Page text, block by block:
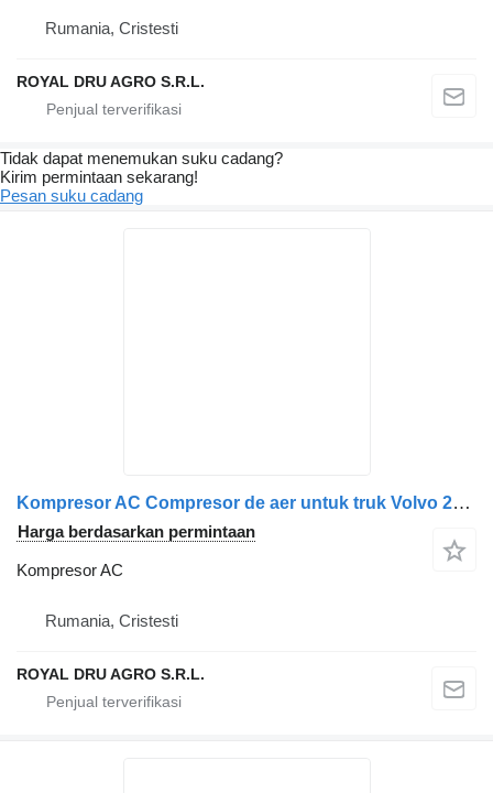
Rumania, Cristesti
ROYAL DRU AGRO S.R.L.
Tidak dapat menemukan suku cadang?
Kirim permintaan sekarang!
Pesan suku cadang
Kompresor AC Compresor de aer untuk truk Volvo 21505728 / 21900199 / 22232441 / 22767526
Harga berdasarkan permintaan
Kompresor AC
Rumania, Cristesti
ROYAL DRU AGRO S.R.L.